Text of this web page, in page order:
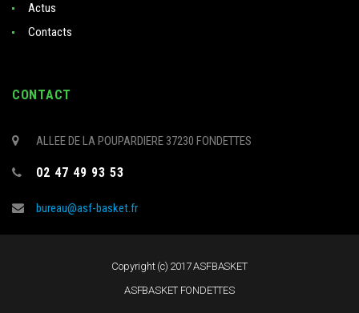
Actus
Contacts
CONTACT
ALLEE DE LA POUPARDIERE 37230 FONDETTES
02 47 49 93 53
bureau@asf-basket.fr
Copyright (c) 2017 ASFBASKET
ASFBASKET FONDETTES